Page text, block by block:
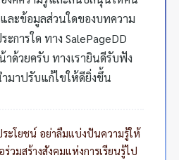
ละข้อมูลส่วนใดของบทความ
การใด ทาง SalePageDD
ด้วยครับ ทางเรายินดีรับฟัง
มาปรับแก้ไขให้ดียิ่งขึ้น
ะโยชน์ อย่าลืมแบ่งปันความรู้ให้
มสร้างสังคมแห่งการเรียนรู้ไป